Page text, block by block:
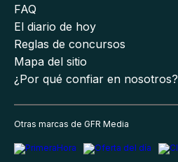
FAQ
El diario de hoy
Reglas de concursos
Mapa del sitio
¿Por qué confiar en nosotros?
Otras marcas de GFR Media